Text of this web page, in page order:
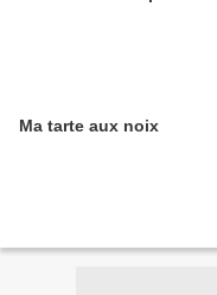
Ma tarte aux noix